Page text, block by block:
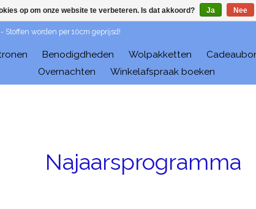
worden per 10cm geprijsd!
Benodigdheden Wolpakketten
Overnachten
Winkelafspraak boeken
Najaarsprogramma
op om onze website te verbeteren. Is dat akkoord? Ja Nee